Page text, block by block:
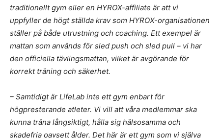
traditionellt gym eller en HYROX-affiliate är att vi
uppfyller de högt ställda krav som HYROX-organisationen
ställer på både utrustning och coaching. Ett exempel är
mattan som används för sled push och sled pull – vi har
den officiella tävlingsmattan, vilket är avgörande för
korrekt träning och säkerhet.
– Samtidigt är LifeLab inte ett gym enbart för
högpresterande atleter. Vi vill att våra medlemmar ska
kunna träna långsiktigt, hålla sig hälsosamma och
skadefria oavsett ålder. Det här är ett gym som vi själva